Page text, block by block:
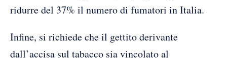
ridurre del 37% il numero di fumatori in Italia.
Infine, si richiede che il gettito derivante
dall’accisa sul tabacco sia vincolato al